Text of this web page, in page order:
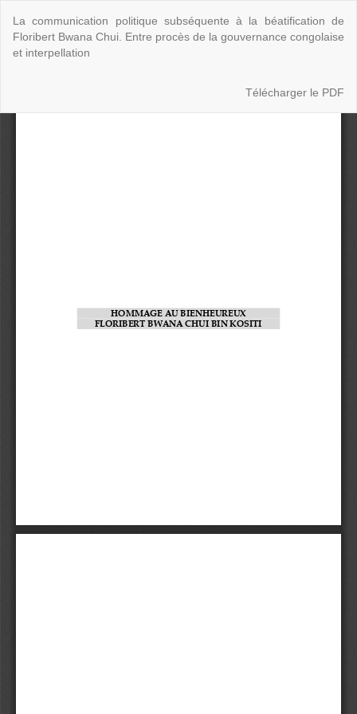
aux
informations
sur
La communication politique subséquente à la béatification de
Floribert Bwana Chui. Entre procès de la gouvernance congolaise
et interpellation
Télécharger
Télécharger le PDF